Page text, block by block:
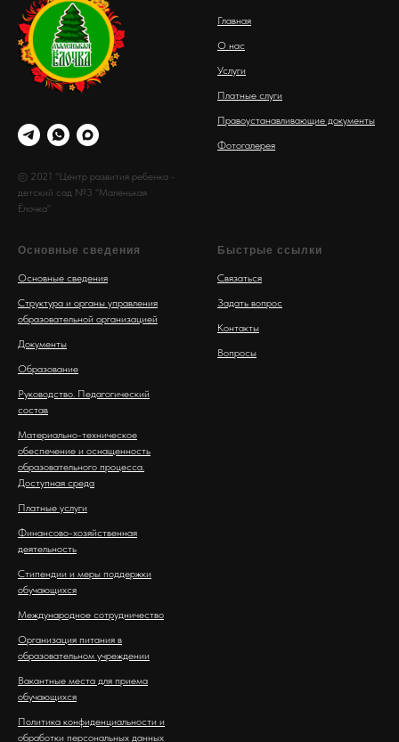
© 2021 "Центр развития ребенка -
детский сад №3 "Маленькая
Ёлочка"
Главная
О нас
Услуги
Платные слуги
Правоустанавливающие документы
Фотогалерея
Основные сведения
Основные сведения
Структура и органы управления
образовательной организацией
Документы
Образование
Руководство. Педагогический
состав
Материально-техническое
обеспечение и оснащенность
образовательного процесса.
Доступная среда
Платные услуги
Финансово-хозяйственная
деятельность
Стипендии и меры поддержки
обучающихся
Международное сотрудничество
Организация питания в
образовательном учреждении
Вакантные места для приема
обучающихся
Политика конфиденциальности и
обработки персональных данных
Быстрые ссылки
Связаться
Задать вопрос
Контакты
Вопросы